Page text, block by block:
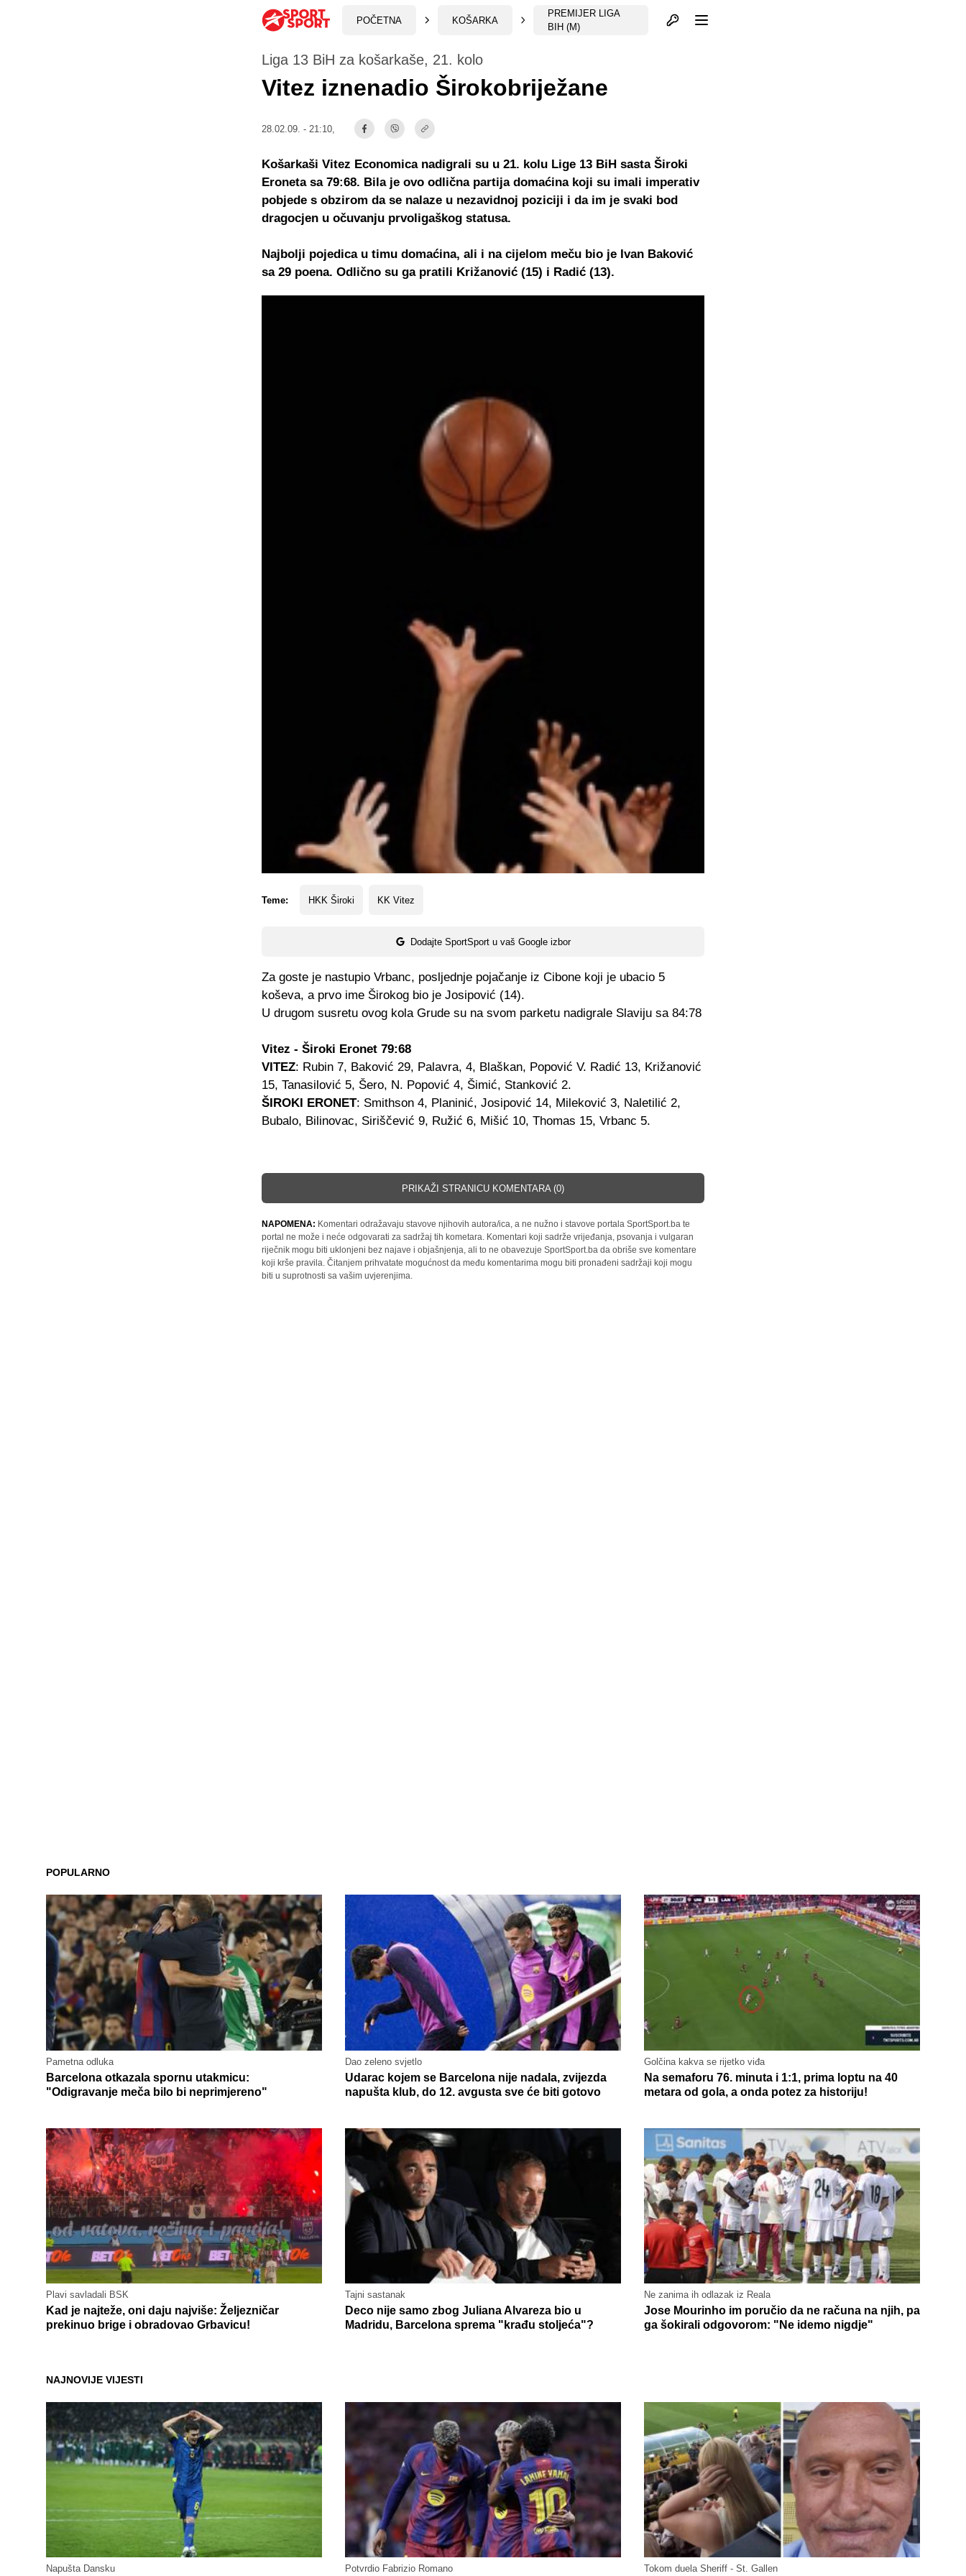
POČETNA KOŠARKA
PREMIJER LIGA
BIH (M)
Otvori profil
Liga 13 BiH za košarkaše, 21. kolo
Vitez iznenadio Širokobriježane
28.02.09. - 21:10,
Teme: HKK Široki KK Vitez
Dodajte SportSport u vaš Google izbor
Košarkaši Vitez Economica nadigrali su u 21. kolu Lige 13 BiH sasta Široki
Eroneta sa 79:68. Bila je ovo odlična partija domaćina koji su imali imperativ
pobjede s obzirom da se nalaze u nezavidnoj poziciji i da im je svaki bod
dragocjen u očuvanju prvoligaškog statusa.
Najbolji pojedica u timu domaćina, ali i na cijelom meču bio je Ivan Baković
sa 29 poena. Odlično su ga pratili Križanović (15) i Radić (13).
Za goste je nastupio Vrbanc, posljednje pojačanje iz Cibone koji je ubacio 5
koševa, a prvo ime Širokog bio je Josipović (14).
U drugom susretu ovog kola Grude su na svom parketu nadigrale Slaviju sa 84:78
Vitez - Široki Eronet 79:68
VITEZ: Rubin 7, Baković 29, Palavra, 4, Blaškan, Popović V. Radić 13, Križanović
15, Tanasilović 5, Šero, N. Popović 4, Šimić, Stanković 2.
ŠIROKI ERONET: Smithson 4, Planinić, Josipović 14, Mileković 3, Naletilić 2,
Bubalo, Bilinovac, Siriščević 9, Ružić 6, Mišić 10, Thomas 15, Vrbanc 5.
PRIKAŽI STRANICU KOMENTARA (0)
NAPOMENA: Komentari odražavaju stavove njihovih autora/ica, a ne nužno i stavove portala SportSport.ba te
portal ne može i neće odgovarati za sadržaj tih kometara. Komentari koji sadrže vrijeđanja, psovanja i vulgaran
riječnik mogu biti uklonjeni bez najave i objašnjenja, ali to ne obavezuje SportSport.ba da obriše sve komentare
koji krše pravila. Čitanjem prihvatate mogućnost da među komentarima mogu biti pronađeni sadržaji koji mogu
biti u suprotnosti sa vašim uvjerenjima.
POPULARNO
Pametna odluka
Barcelona otkazala spornu utakmicu:
"Odigravanje meča bilo bi neprimjereno"
Dao zeleno svjetlo
Udarac kojem se Barcelona nije nadala, zvijezda
napušta klub, do 12. avgusta sve će biti gotovo
Golčina kakva se rijetko viđa
Na semaforu 76. minuta i 1:1, prima loptu na 40
metara od gola, a onda potez za historiju!
Plavi savladali BSK
Kad je najteže, oni daju najviše: Željezničar
prekinuo brige i obradovao Grbavicu!
Tajni sastanak
Deco nije samo zbog Juliana Alvareza bio u
Madridu, Barcelona sprema "krađu stoljeća"?
Ne zanima ih odlazak iz Reala
Jose Mourinho im poručio da ne računa na njih, pa
ga šokirali odgovorom: "Ne idemo nigdje"
NAJNOVIJE VIJESTI
Napušta Dansku Potvrdio Fabrizio Romano Tokom duela Sheriff - St. Gallen